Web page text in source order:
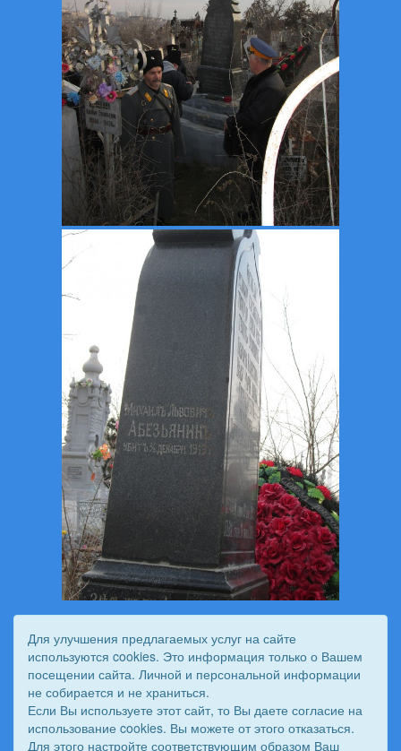
Для улучшения предлагаемых услуг на сайте
используются cookies. Это информация только о Вашем
посещении сайта. Личной и персональной информации
не собирается и не храниться.
Если Вы используете этот сайт, то Вы даете согласие на
использование cookies. Вы можете от этого отказаться.
Для этого настройте соответствующим образом Ваш